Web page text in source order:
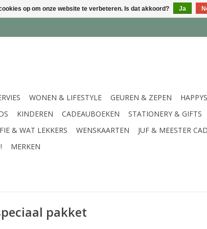
WONEN & LIFESTYLE GEUREN & ZEPEN
KINDEREN CADEAUBOEKEN STATIONERY & GIFTS
& WAT LEKKERS
WENSKAARTEN JUF & MEESTER
MERKEN
pakket
op om onze website te verbeteren. Is dat akkoord? Ja